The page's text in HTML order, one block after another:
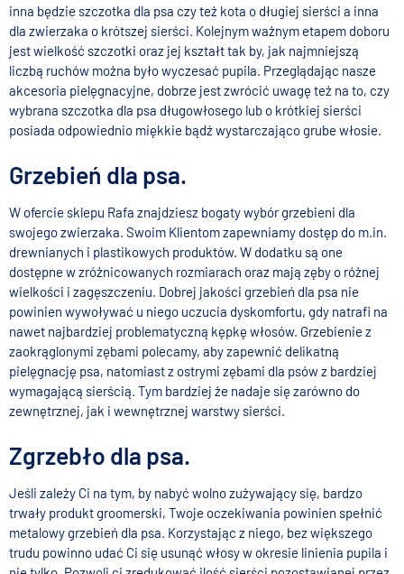
inna będzie szczotka dla psa czy też kota o długiej sierści a inna
dla zwierzaka o krótszej sierści. Kolejnym ważnym etapem doboru
jest wielkość szczotki oraz jej kształt tak by, jak najmniejszą
liczbą ruchów można było wyczesać pupila. Przeglądając nasze
akcesoria pielęgnacyjne, dobrze jest zwrócić uwagę też na to, czy
wybrana szczotka dla psa długowłosego lub o krótkiej sierści
posiada odpowiednio miękkie bądź wystarczająco grube włosie.
Grzebień dla psa.
W ofercie sklepu Rafa znajdziesz bogaty wybór grzebieni dla
swojego zwierzaka. Swoim Klientom zapewniamy dostęp do m.in.
drewnianych i plastikowych produktów. W dodatku są one
dostępne w zróżnicowanych rozmiarach oraz mają zęby o różnej
wielkości i zagęszczeniu. Dobrej jakości grzebień dla psa nie
powinien wywoływać u niego uczucia dyskomfortu, gdy natrafi na
nawet najbardziej problematyczną kępkę włosów. Grzebienie z
zaokrąglonymi zębami polecamy, aby zapewnić delikatną
pielęgnację psa, natomiast z ostrymi zębami dla psów z bardziej
wymagającą sierścią. Tym bardziej że nadaje się zarówno do
zewnętrznej, jak i wewnętrznej warstwy sierści.
Zgrzebło dla psa.
Jeśli zależy Ci na tym, by nabyć wolno zużywający się, bardzo
trwały produkt groomerski, Twoje oczekiwania powinien spełnić
metalowy grzebień dla psa. Korzystając z niego, bez większego
trudu powinno udać Ci się usunąć włosy w okresie linienia pupila i